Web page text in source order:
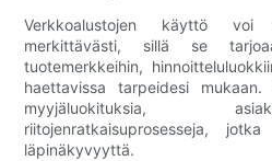
Verkkoalustojen käyttö voi
merkittävästi, sillä se
tuotemerkkeihin,
haettavissa tarpeidesi
myyjäluokituksia,
riitojenratkaisuprosesseja,
läpinäkyvyyttä.